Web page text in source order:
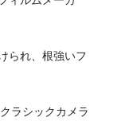
られ、根強いフ
ラシックカメラ